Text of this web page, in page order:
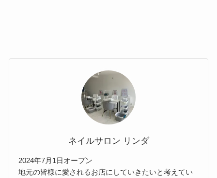
ネイルサロン リンダ
2024年7月1日オープン
地元の皆様に愛されるお店にしていきたいと考えてい